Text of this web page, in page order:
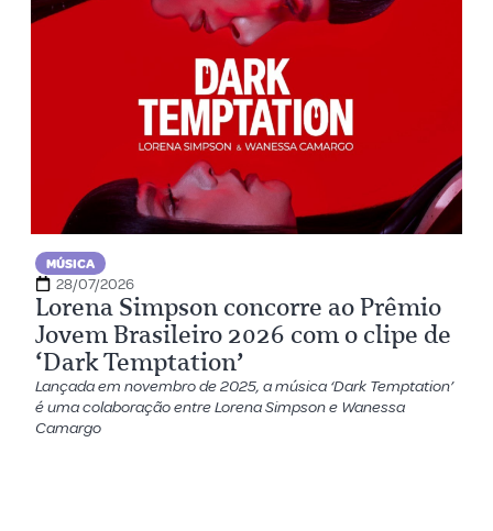
MÚSICA
28/07/2026
Lorena Simpson concorre ao Prêmio
Jovem Brasileiro 2026 com o clipe de
‘Dark Temptation’
Lançada em novembro de 2025, a música ‘Dark Temptation’
é uma colaboração entre Lorena Simpson e Wanessa
Camargo